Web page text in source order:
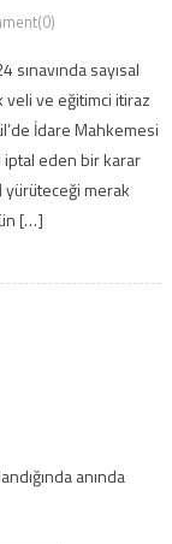
sayısal
ve eğitimci itiraz
İdare Mahkemesi
iptal eden bir karar
yürüteceği merak
[…]
anında